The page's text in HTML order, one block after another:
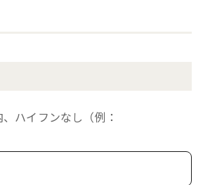
ハイフンなし（例：